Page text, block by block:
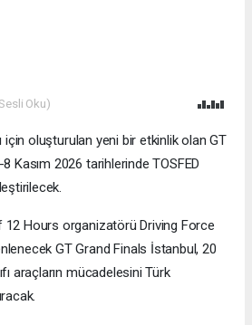
Oku)
için oluşturulan yeni bir etkinlik olan GT
Kasım 2026 tarihlerinde TOSFED
12 Hours organizatörü Driving Force
GT Grand Finals İstanbul, 20
araçların mücadelesini Türk